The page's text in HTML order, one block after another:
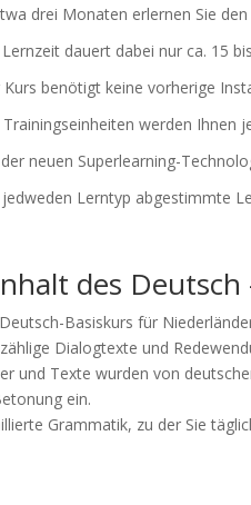
drei Monaten erlernen Sie
dauert dabei nur ca. 15
Kurs benötigt keine vorherige
Trainingseinheiten werden Ihnen
neuen Superlearning-
Lerntyp abgestimmte
des Deutsch
Basiskurs für
Dialogtexte und
und Texte wurden von
ein.
Grammatik, zu der Sie